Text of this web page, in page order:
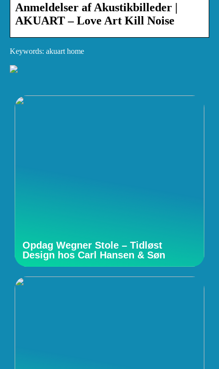
Anmeldelser af Akustikbilleder |
AKUART – Love Art Kill Noise
Keywords: akuart home
Opdag Wegner Stole – Tidløst
Design hos Carl Hansen & Søn